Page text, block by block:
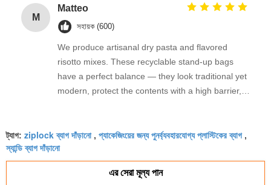
a GRS certification helps me tell a true
sustainability story. Entrega rápida e produto
incrível!
M
Matteo
সহায়ক (600)
We produce artisanal dry pasta and flavored
risotto mixes. These recyclable stand-up bags
have a perfect balance — they look traditional yet
modern, protect the contents with a high barrier,
on our packaging line. GRS certified and exactly
what the European market demands.
Assolutamente raccomandato!
ট্যাগ: ziplock ব্যাগ দাঁড়ানো, প্যাকেজিংয়ের জন্য পুনর্ব্যবহারযোগ্য প্লাস্টিকের ব্যাগ,
স্যান্ডি ব্যাগ দাঁড়ানো
এর সেরা মূল্য পান